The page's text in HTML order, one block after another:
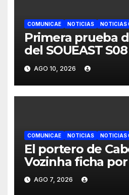
COMUNICAE NOTICIAS NOTICIAS
Primera prueba
del SOUEAST
México recibe
elogios por su
superior
AGO 10, 2026
COMUNICAE NOTICIAS NOTICIAS
El portero de
Vozinha ficha por
JETOUR respalda
etapa
AGO 7, 2026